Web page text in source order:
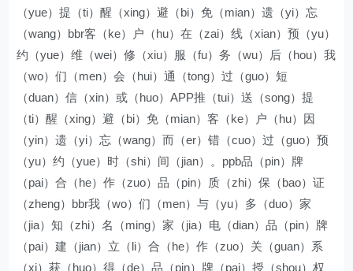
（yue）提（ti）醒（xing）避（bi）免（mian）遗（yi）忘
（wang）bbr客（ke）户（hu）在（zai）线（xian）预（yu）
约（yue）维（wei）修（xiu）服（fu）务（wu）后（hou）我
（wo）们（men）会（hui）通（tong）过（guo）短
（duan）信（xin）或（huo）APP推（tui）送（song）提
（ti）醒（xing）避（bi）免（mian）客（ke）户（hu）因
（yin）遗（yi）忘（wang）而（er）错（cuo）过（guo）预
（yu）约（yue）时（shi）间（jian）。ppb品（pin）牌
（pai）合（he）作（zuo）品（pin）质（zhi）保（bao）证
（zheng）bbr我（wo）们（men）与（yu）多（duo）家
（jia）知（zhi）名（ming）家（jia）电（dian）品（pin）牌
（pai）建（jian）立（li）合（he）作（zuo）关（guan）系
（xi）获（huo）得（de）品（pin）牌（pai）授（shou）权